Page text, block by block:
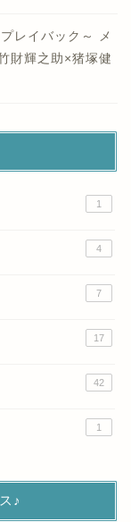
レイバック～ メ
財輝之助×猪塚健
1
4
7
17
42
1
♪